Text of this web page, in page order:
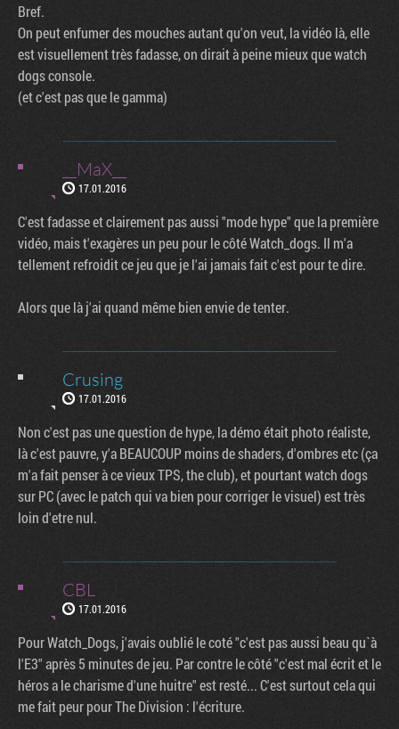
Bref.
On peut enfumer des mouches autant qu'on veut, la vidéo là, elle
est visuellement très fadasse, on dirait à peine mieux que watch
dogs console.
(et c'est pas que le gamma)
__MaX__
17.01.2016
C'est fadasse et clairement pas aussi "mode hype" que la première
vidéo, mais t'exagères un peu pour le côté Watch_dogs. Il m'a
tellement refroidit ce jeu que je l'ai jamais fait c'est pour te dire.
Alors que là j'ai quand même bien envie de tenter.
Crusing
17.01.2016
Non c'est pas une question de hype, la démo était photo réaliste,
là c'est pauvre, y'a BEAUCOUP moins de shaders, d'ombres etc (ça
m'a fait penser à ce vieux TPS, the club), et pourtant watch dogs
sur PC (avec le patch qui va bien pour corriger le visuel) est très
loin d'etre nul.
CBL
17.01.2016
Pour Watch_Dogs, j'avais oublié le coté "c'est pas aussi beau qu`à
l'E3" après 5 minutes de jeu. Par contre le côté "c'est mal écrit et le
héros a le charisme d'une huitre" est resté... C'est surtout cela qui
me fait peur pour The Division : l'écriture.